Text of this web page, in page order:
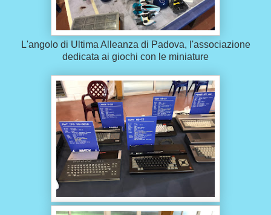
L'angolo di Ultima Alleanza di Padova, l'associazione
dedicata ai giochi con le miniature